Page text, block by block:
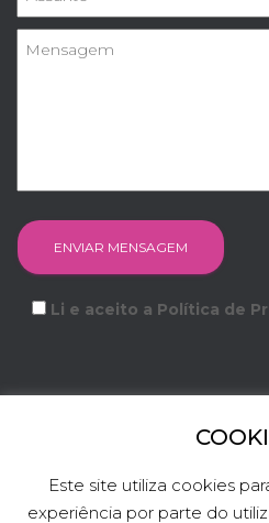
Li e aceito a Política de
Este site utiliza cookies
experiência por parte do